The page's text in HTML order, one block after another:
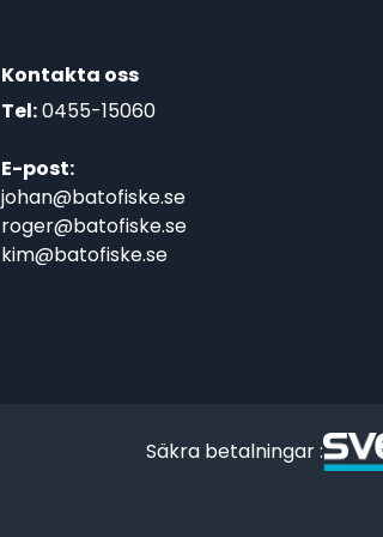
Kontakta oss
Tel:0455-15060
E-post:
johan@batofiske.se
roger@batofiske.se
kim@batofiske.se
Säkra betalningar :